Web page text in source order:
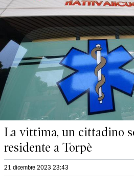
La vittima, un cittadino
residente a Torpè
21 dicembre 2023 23:43